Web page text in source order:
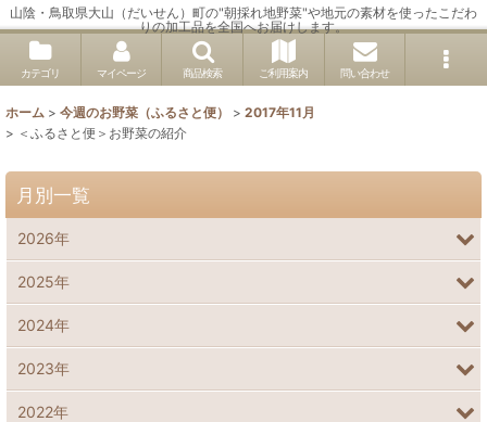
山陰・鳥取県大山（だいせん）町の"朝採れ地野菜"や地元の素材を使ったこだわ
りの加工品を全国へお届けします。
カテゴリ マイページ 商品検索 ご利用案内 問い合わせ
ホーム > 今週のお野菜（ふるさと便） > 2017年11月
> ＜ふるさと便＞お野菜の紹介
月別一覧
2026年
2025年
2024年
2023年
2022年